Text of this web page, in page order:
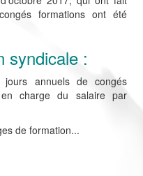
formations ont été
syndicale :
annuels de congés
charge du salaire par
de formation...